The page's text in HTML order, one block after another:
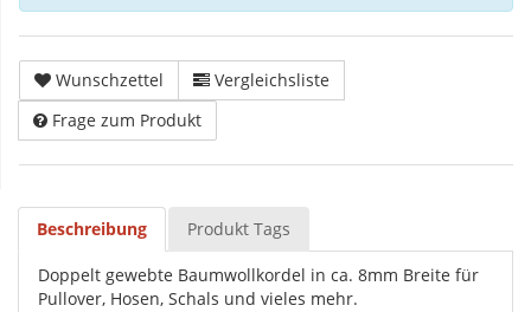
Wunschzettel
Vergleichsliste
Frage zum Produkt
Beschreibung Produkt Tags
Doppelt gewebte Baumwollkordel in ca. 8mm Breite für
Pullover, Hosen, Schals und vieles mehr.